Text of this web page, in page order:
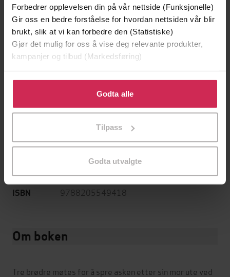
Forbedrer opplevelsen din på vår nettside (Funksjonelle)
Gir oss en bedre forståelse for hvordan nettsiden vår blir
brukt, slik at vi kan forbedre den (Statistiske)
Gjør det mulig for oss å vise deg relevante produkter,
kampanjer og tilbud (Markedsføring)
Klikk på «Godta alle» for å gi oss ditt samtykke til å
bruke cookies for alle disse formålene. Du kan også
tilpasse ditt samtykke til spesifikke formål ved å klikke
Godta alle
Tilpass
Godta utvalgte
Østby(oversetter), Axel Aubert(innleser)
Forlag Gyldendal
Utgitt 22.01.2021
Skjønnlitteratur,Romaner
Språk Bokmål
Vannmerket
ISBN 9788205549418
Om boken
Tre brødre møtes for å spre asken etter sin mor ute ved